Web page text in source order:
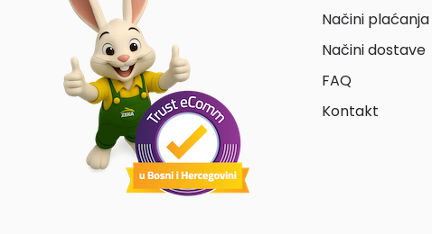
Načini plaćanja
Načini dostave
FAQ
Kontakt